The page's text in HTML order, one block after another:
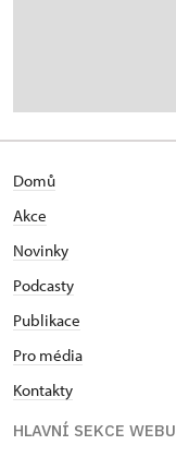
Domů
Akce
Novinky
Podcasty
Publikace
Pro média
Kontakty
HLAVNÍ SEKCE WEBU